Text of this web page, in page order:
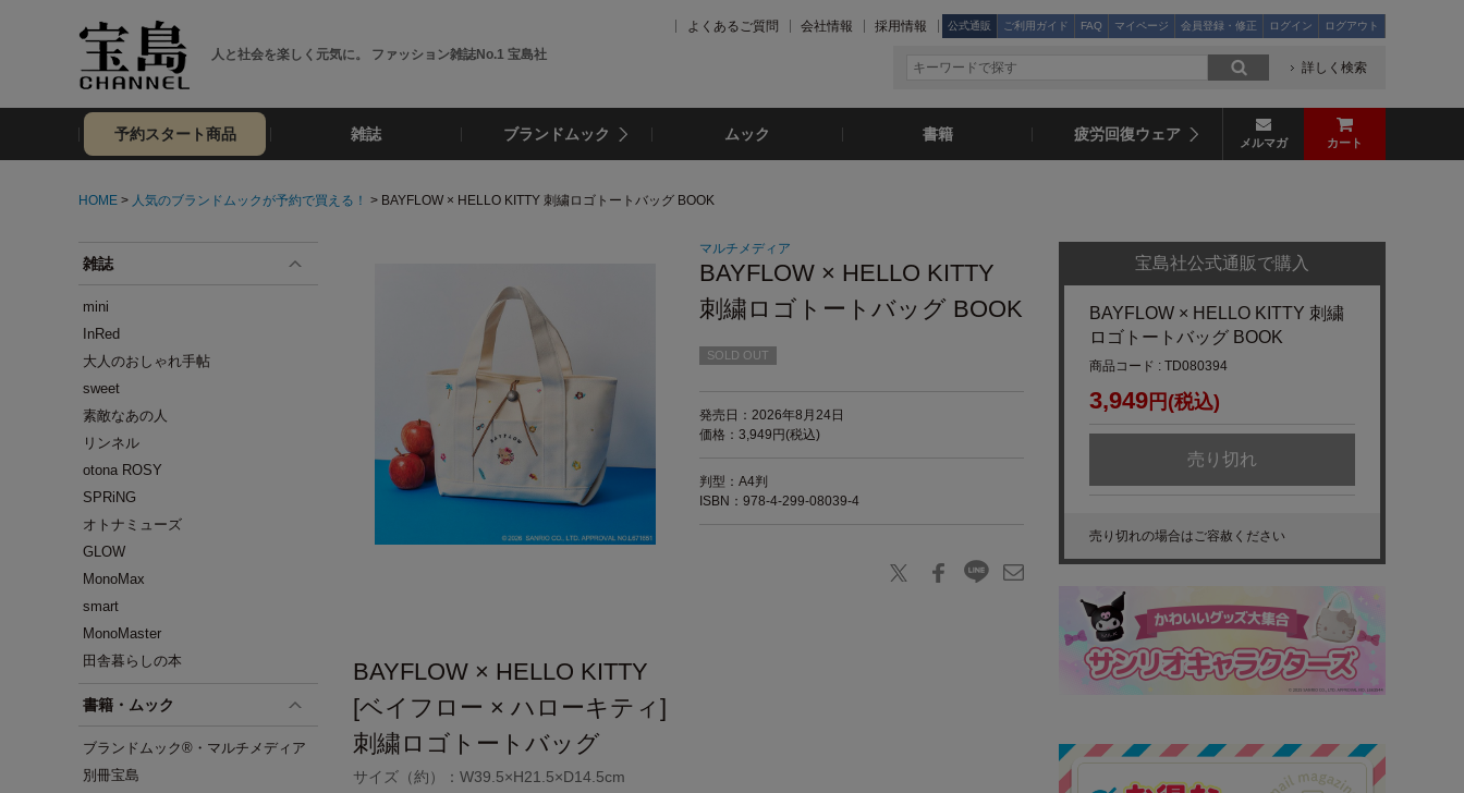
人と社会を楽しく元気に。 ファッション雑誌No.1 宝島社
よくあるご質問 会社情報 採用情報 公式通販 ご利用ガイド FAQ マイページ 会員登録・修正 ログイン ログアウト
詳しく検索
予約スタート商品 雑誌 ブランドムック ムック 書籍 疲労回復ウェア メルマガ カート
HOME > 人気のブランドムックが予約で買える！ > BAYFLOW × HELLO KITTY 刺繍ロゴトートバッグ BOOK
雑誌
mini
InRed
大人のおしゃれ手帖
sweet
素敵なあの人
リンネル
otona ROSY
SPRiNG
オトナミューズ
GLOW
MonoMax
smart
MonoMaster
田舎暮らしの本
書籍・ムック
ブランドムック®・マルチメディア
別冊宝島
マルチメディア
BAYFLOW × HELLO KITTY
刺繍ロゴトートバッグ BOOK
SOLD OUT
発売日：2026年8月24日
価格：3,949円(税込)
判型：A4判
ISBN：978-4-299-08039-4
BAYFLOW × HELLO KITTY
[ベイフロー × ハローキティ]
刺繍ロゴトートバッグ
サイズ（約）：W39.5×H21.5×D14.5cm
宝島社公式通販で購入
BAYFLOW × HELLO KITTY 刺繍
ロゴトートバッグ BOOK
商品コード : TD080394
3,949 円(税込)
売り切れ
売り切れの場合はご容赦ください